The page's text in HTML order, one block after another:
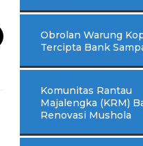
Obrolan Warung
Tercipta Bank
Komunitas Rantau
Majalengka (KRM)
Renovasi Mushola